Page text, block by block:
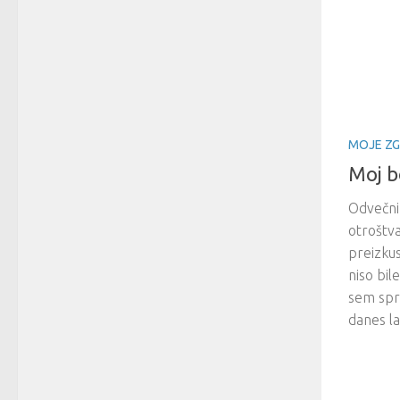
MOJE
Moj
niso
sem
danes